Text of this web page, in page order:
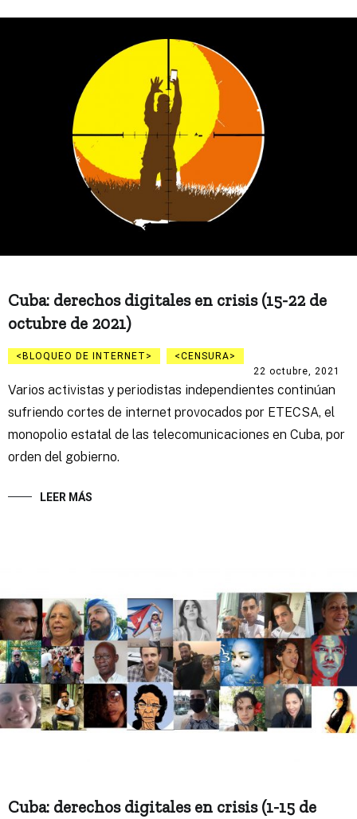
Cuba: derechos digitales en crisis (15-22 de
octubre de 2021)
BLOQUEO DE INTERNET
CENSURA
22 octubre, 2021
Varios activistas y periodistas independientes continúan
sufriendo cortes de internet provocados por ETECSA, el
monopolio estatal de las telecomunicaciones en Cuba, por
orden del gobierno.
LEER MÁS
Cuba: derechos digitales en crisis (1-15 de